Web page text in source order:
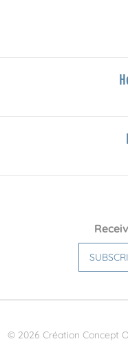
© 2026 Création Concept